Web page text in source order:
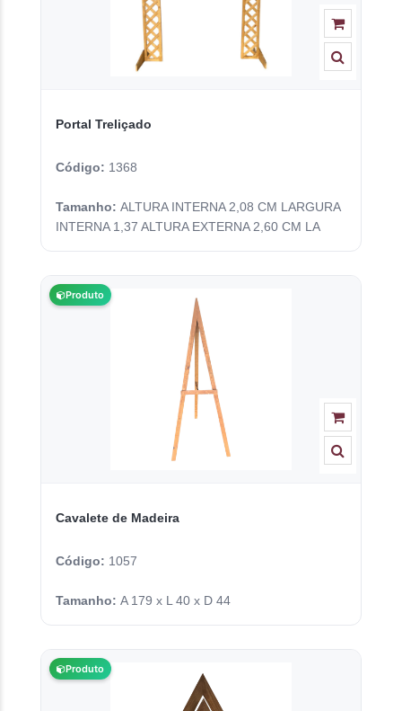
Portal Treliçado
Código: 1368
Tamanho: ALTURA INTERNA 2,08 CM LARGURA
INTERNA 1,37 ALTURA EXTERNA 2,60 CM LA
Produto
Cavalete de Madeira
Código: 1057
Tamanho: A 179 x L 40 x D 44
Produto